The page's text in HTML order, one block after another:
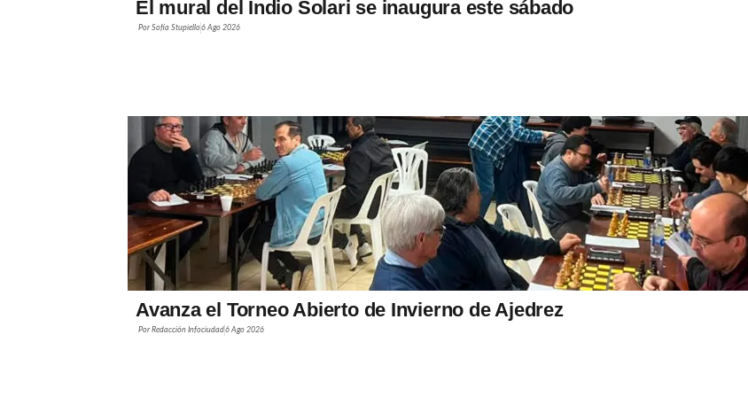
El mural del Indio Solari se inaugura este sábado
Por Sofía Stupiello6 Ago 2026
Avanza el Torneo Abierto de Invierno de Ajedrez
Por Redacción Infociudad6 Ago 2026